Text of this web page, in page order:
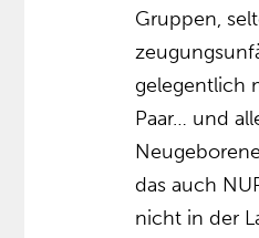
Gruppen,
gelegentlich
Paar… und
das auch
nicht in der